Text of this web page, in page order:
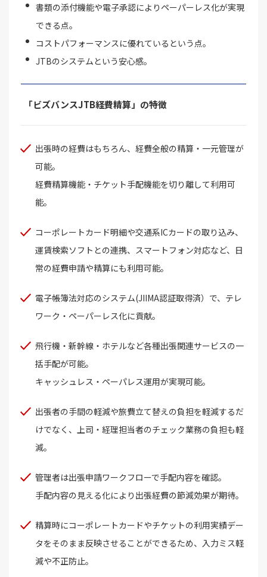
書類の添付機能や電子承認によりペーパーレス化が実現
できる点。
コストパフォーマンスに優れているという点。
JTBのシステムという安心感。
「ビズバンスJTB経費精算」の特徴
出張時の経費はもちろん、経費全般の精算・一元管理が
可能。
経費精算機能・チケット手配機能を切り離して利用可
能。
コーポレートカード明細や交通系ICカードの取り込み、
運賃検索ソフトとの連携、スマートフォン対応など、日
常の経費申請や精算にも利用可能。
電子帳簿法対応のシステム(JIIMA認証取得済）で、テレ
ワーク・ペーパーレス化に貢献。
飛行機・新幹線・ホテルなど各種出張関連サービスの一
括手配が可能。
キャッシュレス・ペーパレス運用が実現可能。
出張者の手間の軽減や旅費立て替えの負担を軽減するだ
けでなく、上司・経理担当者のチェック業務の負担も軽
減。
管理者は出張申請ワークフローで手配内容を確認。
手配内容の見える化により出張経費の節減効果が期待。
精算時にコーポレートカードやチケットの利用実績デー
タをそのまま反映させることができるため、入力ミス軽
減や不正防止。